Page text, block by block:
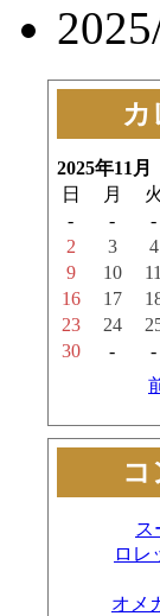
カ
2025年11月
日
月 火
-
- -
2
3 4
9
10 11
16
17
23
24
30
- -
コ
ス
ロレ
オメ